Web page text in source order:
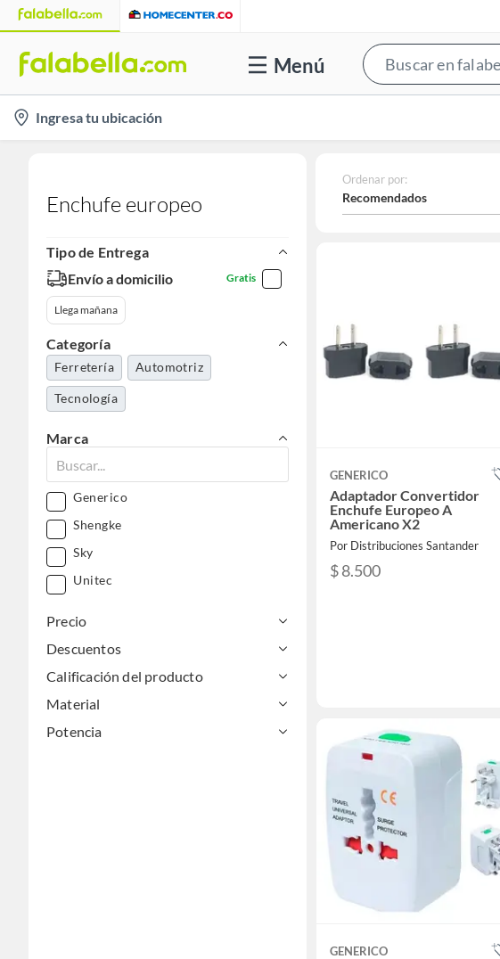
Menú
location-
icon
Ingresa tu ubicación
Enchufe europeo
Tipo de Entrega
Envío a domicilio
Gratis
Llega mañana
Categoría
Ferretería Automotriz
Tecnología
Marca
Generico
Shengke
Sky
Unitec
Precio
Descuentos
Calificación del producto
Material
Potencia
Ordenar por:
Recomendados
GENERICO
Adaptador Convertidor
Enchufe Europeo A
Americano X2
Por Distribuciones Santander
$ 8.500
GENERICO